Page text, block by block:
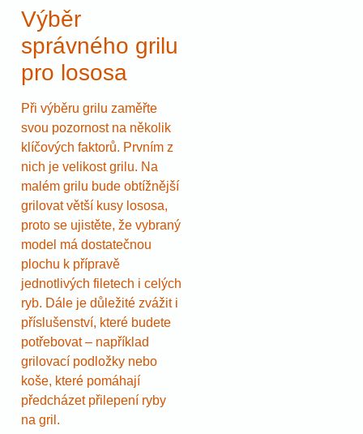
Výběr
správného grilu
pro lososa
Při výběru grilu zaměřte
svou pozornost na několik
klíčových faktorů. Prvním z
nich je velikost grilu. Na
malém grilu bude obtížnější
grilovat větší kusy lososa,
proto se ujistěte, že vybraný
model má dostatečnou
plochu k přípravě
jednotlivých filetech i celých
ryb. Dále je důležité zvážit i
příslušenství, které budete
potřebovat – například
grilovací podložky nebo
koše, které pomáhají
předcházet přilepení ryby
na gril.